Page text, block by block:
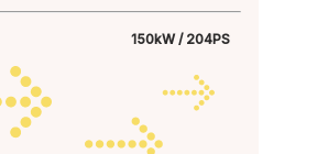
150kW / 204PS